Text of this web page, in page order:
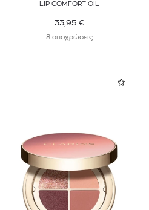
LIP COMFORT OIL
33,95 €
8 αποχρώσεις